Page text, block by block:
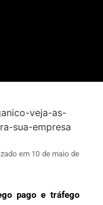
em 10 de maio de
pago e tráfego